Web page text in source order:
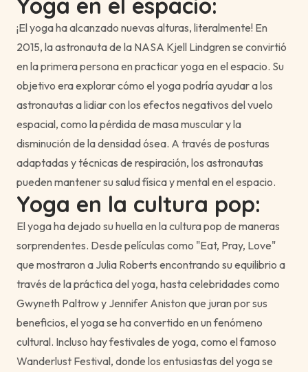
¡El yoga ha alcanzado nuevas alturas, literalmente! En
2015, la astronauta de la NASA Kjell Lindgren se convirtió
en la primera persona en practicar yoga en el espacio. Su
objetivo era explorar cómo el yoga podría ayudar a los
astronautas a lidiar con los efectos negativos del vuelo
espacial, como la pérdida de masa muscular y la
disminución de la densidad ósea. A través de posturas
adaptadas y técnicas de respiración, los astronautas
pueden mantener su salud física y mental en el espacio.
Yoga en la cultura pop:
El yoga ha dejado su huella en la cultura pop de maneras
sorprendentes. Desde películas como "Eat, Pray, Love"
que mostraron a Julia Roberts encontrando su equilibrio a
través de la práctica del yoga, hasta celebridades como
Gwyneth Paltrow y Jennifer Aniston que juran por sus
beneficios, el yoga se ha convertido en un fenómeno
cultural. Incluso hay festivales de yoga, como el famoso
Wanderlust Festival, donde los entusiastas del yoga se